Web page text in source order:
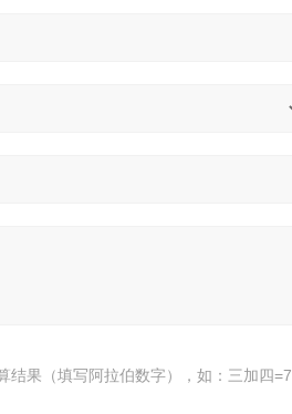
结果（填写阿拉伯数字），如：三加四=7